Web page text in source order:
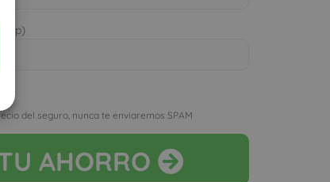
del seguro, nunca te enviaremos SPAM
AHORRO